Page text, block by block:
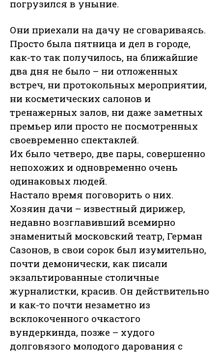
погрузился в уныние.
Они приехали на дачу не сговариваясь.
Просто была пятница и дел в городе,
как-то так получилось, на ближайшие
два дня не было – ни отложенных
встреч, ни протокольных мероприятии,
ни косметических салонов и
тренажерных залов, ни даже заметных
премьер или просто не посмотренных
своевременно спектаклей.
Их было четверо, две пары, совершенно
непохожих и одновременно очень
одинаковых людей.
Настало время поговорить о них.
Хозяин дачи – известный дирижер,
недавно возглавивший всемирно
знаменитый московский театр, Герман
Сазонов, в свои сорок был изумительно,
почти демонически, как писали
экзальтированные столичные
журналистки, красив. Он действительно
и как-то почти незаметно из
всклокоченного очкастого
вундеркинда, позже – худого
долговязого молодого дарования с